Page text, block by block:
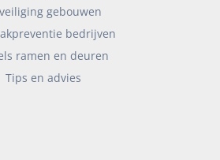
gebouwen
bedrijven
ramen en deuren
Tips en advies